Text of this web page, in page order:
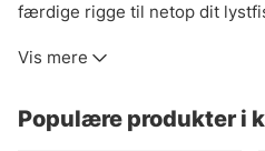
færdige rigge til netop dit
Vis mere
Populære produkter i